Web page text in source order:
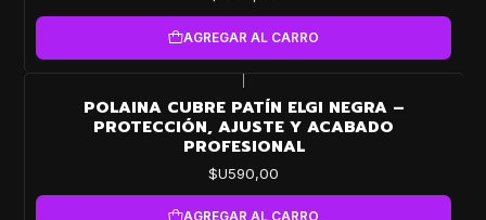
AGREGAR AL CARRO
POLAINA CUBRE PATÍN ELGI NEGRA –
PROTECCIÓN, AJUSTE Y ACABADO
PROFESIONAL
$U590,00
AGREGAR AL CARRO